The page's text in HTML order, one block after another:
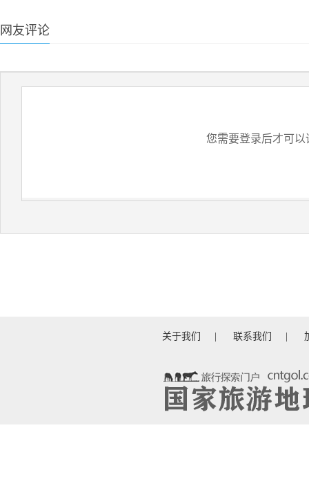
网友评论
您需要登录后才可以
关于我们 联系我们